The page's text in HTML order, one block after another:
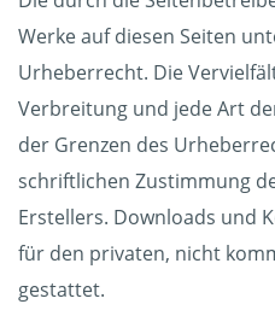
Werke auf diesen Seiten
Urheberrecht. Die
Verbreitung und jede Art
der Grenzen des
schriftlichen Zustimmung
Erstellers. Downloads und
für den privaten, nicht
gestattet.